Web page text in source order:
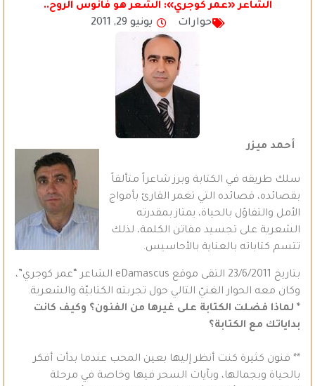
الشاعر «عمر كوجري»: الشعر هو فانوس الروح..
حوارات
يونيو 29, 2011
أحمد ميزر
سلك طريقه في الكتابة وبرز شاعراً متألقاً
بقصائده، قصائده التي تغمر القارئ بأمواج
الأمل والتفاؤل بالحياة، يمتاز بمقدرته
الشعرية على تجسيد مفاتن الكلمة، لذلك
تتسم كتاباته بالعناية بالأحاسيس.
بتاريخ 23/6/2011 التقى موقع eDamascus الشاعر “عمر كوجري”،
وكان معه الحوار الغنيّ التالي حول تجربته الكتابيّة والشعرية.
* لماذا فضلت الكتابة على غيرها من الفنون؟ وكيف كانت
بداياتك مع الكتابة؟
** فنون كثيرة كنت أنظر إليها بعين المحب عندما بدأت أفكر
بالحياة وبجمالها، وبآيات السحر فيها وخاصة في مرحلة